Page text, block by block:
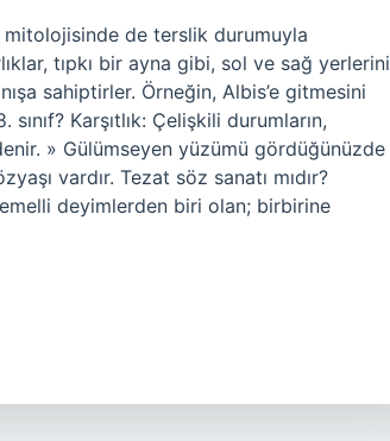
mitolojisinde de terslik durumuyla
tıpkı bir ayna gibi, sol ve sağ yerlerini
sahiptirler. Örneğin, Albis’e gitmesini
Karşıtlık: Çelişkili durumların,
» Gülümseyen yüzümü gördüğünüzde
vardır. Tezat söz sanatı mıdır?
deyimlerden biri olan; birbirine